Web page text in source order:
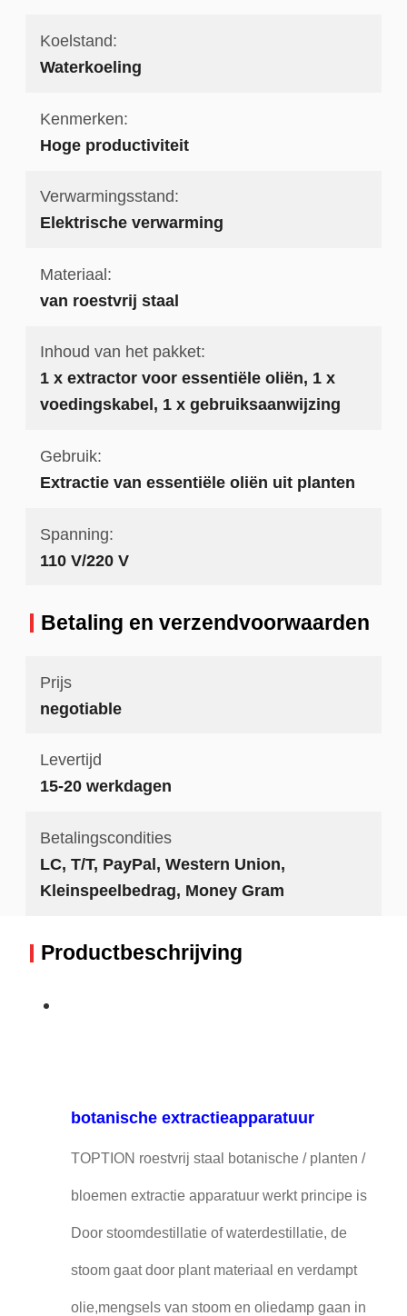
Koelstand:
Waterkoeling
Kenmerken:
Hoge productiviteit
Verwarmingsstand:
Elektrische verwarming
Materiaal:
van roestvrij staal
Inhoud van het pakket:
1 x extractor voor essentiële oliën, 1 x
voedingskabel, 1 x gebruiksaanwijzing
Gebruik:
Extractie van essentiële oliën uit planten
Spanning:
110 V/220 V
Betaling en verzendvoorwaarden
Prijs
negotiable
Levertijd
15-20 werkdagen
Betalingscondities
LC, T/T, PayPal, Western Union,
Kleinspeelbedrag, Money Gram
Productbeschrijving
botanische extractieapparatuur
TOPTION roestvrij staal botanische / planten /
bloemen extractie apparatuur werkt principe is
Door stoomdestillatie of waterdestillatie, de
stoom gaat door plant materiaal en verdampt
olie,mengsels van stoom en oliedamp gaan in